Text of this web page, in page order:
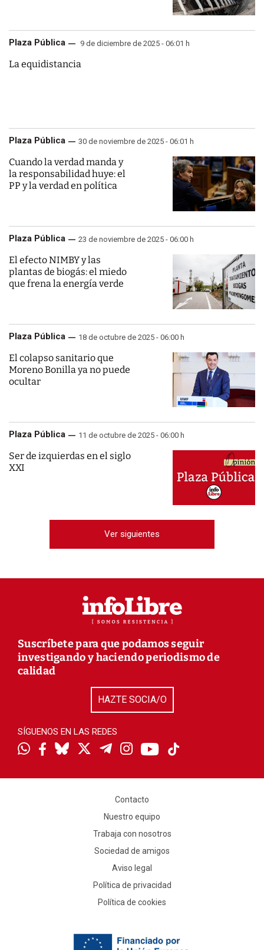
Plaza Pública 9 de diciembre de 2025 - 06:01 h
La equidistancia
Plaza Pública 30 de noviembre de 2025 - 06:01 h
Cuando la verdad manda y
la responsabilidad huye: el
PP y la verdad en política
Plaza Pública 23 de noviembre de 2025 - 06:00 h
El efecto NIMBY y las
plantas de biogás: el miedo
que frena la energía verde
Plaza Pública 18 de octubre de 2025 - 06:00 h
El colapso sanitario que
Moreno Bonilla ya no puede
ocultar
Plaza Pública 11 de octubre de 2025 - 06:00 h
Ser de izquierdas en el siglo
XXI
Ver siguientes
Suscríbete para que podamos seguir
investigando y haciendo periodismo de
calidad
HAZTE SOCIA/O
SÍGUENOS EN LAS REDES
Contacto
Nuestro equipo
Trabaja con nosotros
Sociedad de amigos
Aviso legal
Política de privacidad
Política de cookies